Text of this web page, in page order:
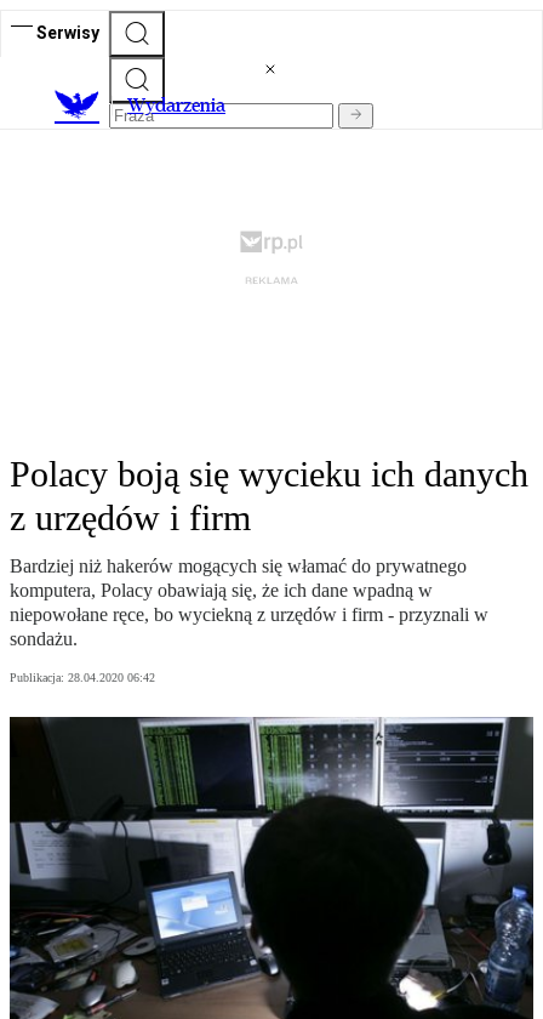
Serwisy
Wydarzenia
Polacy boją się wycieku ich danych
z urzędów i firm
Bardziej niż hakerów mogących się włamać do prywatnego
komputera, Polacy obawiają się, że ich dane wpadną w
niepowołane ręce, bo wyciekną z urzędów i firm - przyznali w
sondażu.
Publikacja: 28.04.2020 06:42